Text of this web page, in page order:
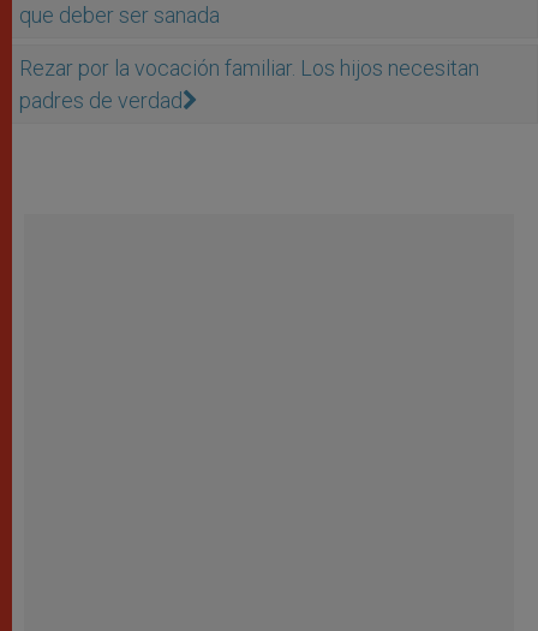
que deber ser sanada
Rezar por la vocación familiar. Los hijos necesitan
padres de verdad